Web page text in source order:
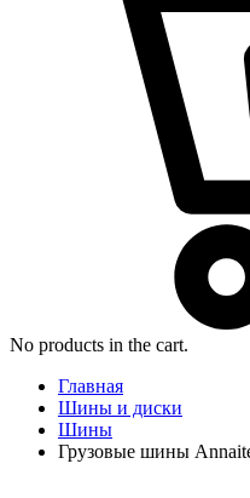
No products in the cart.
Главная
Шины и диски
Шины
Грузовые шины